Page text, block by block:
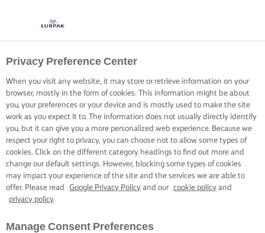
Privacy Preference Center
When you visit any website, it may store or retrieve information on your
browser, mostly in the form of cookies. This information might be about
you, your preferences or your device and is mostly used to make the site
work as you expect it to. The information does not usually directly identify
you, but it can give you a more personalized web experience. Because we
respect your right to privacy, you can choose not to allow some types of
cookies. Click on the different category headings to find out more and
change our default settings. However, blocking some types of cookies
may impact your experience of the site and the services we are able to
offer. Please read
Google Privacy Policy and our cookie policy and
privacy policy
Manage Consent Preferences